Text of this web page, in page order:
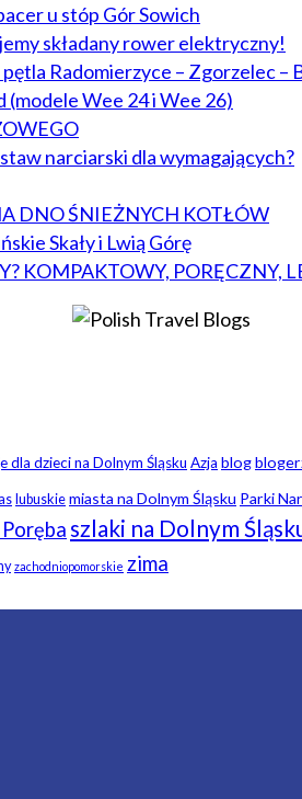
u stóp Gór Sowich
składany rower elektryczny!
Radomierzyce – Zgorzelec –
(modele Wee 24 i Wee 26)
narciarski dla wymagających?
DNO ŚNIEŻNYCH KOTŁÓW
Skały i Lwią Górę
KOMPAKTOWY, PORĘCZNY,
dla dzieci na Dolnym Śląsku Azja blog
lubuskie miasta na Dolnym Śląsku Parki
szlaki na Dolnym
zachodniopomorskie zima